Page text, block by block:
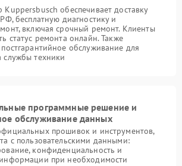
обеспечивает доставку
бесплатную диагностику и
включая срочный ремонт. Клиенты
статус ремонта онлайн. Также
постгарантийное обслуживание для
службы техники
программные решение и
обслуживание данных
прошивок и инструментов,
с пользовательскими данными:
конфиденциальность и
при необходимости